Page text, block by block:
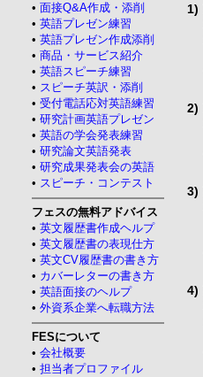
• 面接Q&A作成・添削
• 英語プレゼン練習
• 英語プレゼン作成添削
• 商品・サービス紹介
• 英語スピーチ練習
• スピーチ英訳・添削
• 受付電話応対英語練習
• 研究計画英語プレゼン
• 英語の学会発表練習
• 研究論文英語発表
• 研究成果発表会の英語
• スピーチ・コンテスト
フェスの無料アドバイス
• 英文履歴書作成ヘルプ
• 英文履歴書の表現仕方
• 英文CV履歴書の書き方
• カバーレターの書き方
• 英語面接のヘルプ
• 外資系企業へ転職方法
FESについて
• 会社概要
• 担当者プロファイル
1)
2)
3)
4)